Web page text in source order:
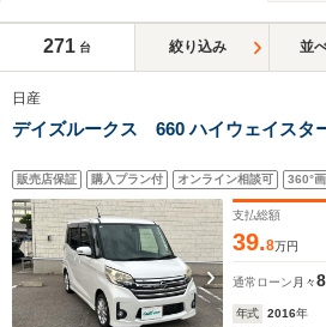
271 台 絞り込み 並
日産
デイズルークス 660 ハイウェイス
販売店保証 購入プラン付 オンライン相談可 360°
支払総額
39.8万円
通常ローン 月々
年式 2016年